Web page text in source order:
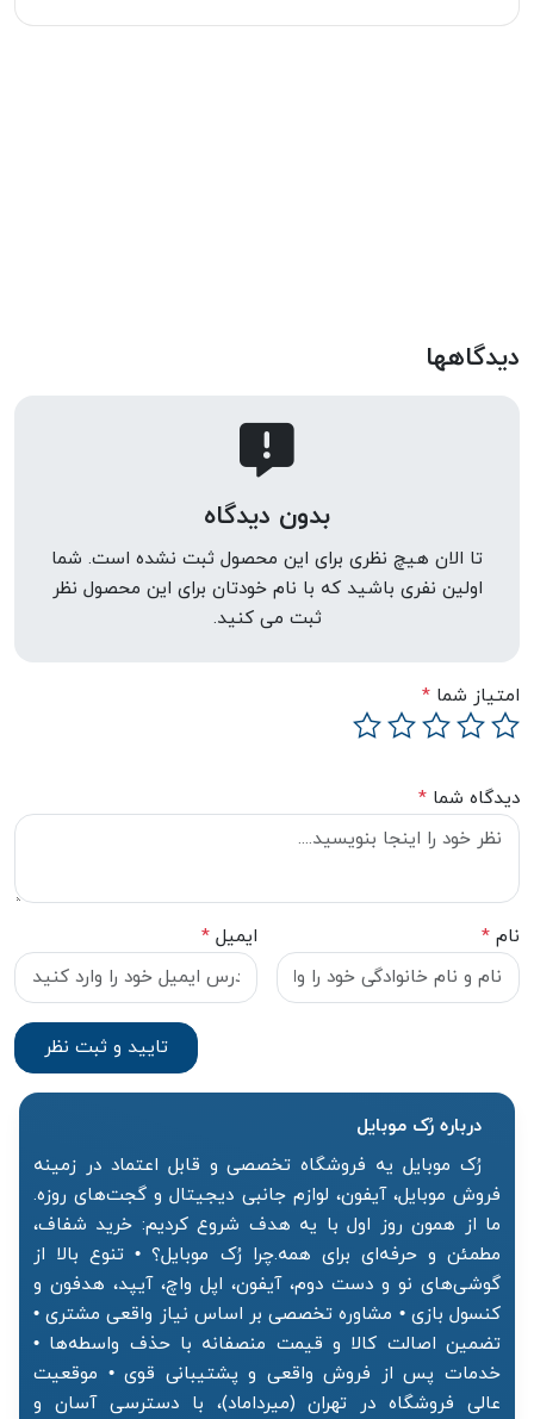
دیدگاهها
بدون دیدگاه
تا الان هیچ نظری برای این محصول ثبت نشده است. شما
اولین نفری باشید که با نام خودتان برای این محصول نظر
ثبت می کنید.
امتیاز شما *
دیدگاه شما *
نام * ایمیل *
درباره رُک‌ موبایل
رُک موبایل یه فروشگاه تخصصی و قابل اعتماد در زمینه
فروش موبایل، آیفون، لوازم جانبی دیجیتال و گجت‌های روزه.
ما از همون روز اول با یه هدف شروع کردیم: خرید شفاف،
مطمئن و حرفه‌ای برای همه.چرا رُک موبایل؟ • تنوع بالا از
گوشی‌های نو و دست دوم، آیفون، اپل واچ، آیپد، هدفون و
کنسول بازی • مشاوره تخصصی بر اساس نیاز واقعی مشتری •
تضمین اصالت کالا و قیمت منصفانه با حذف واسطه‌ها •
خدمات پس از فروش واقعی و پشتیبانی قوی • موقعیت
عالی فروشگاه در تهران (میرداماد)، با دسترسی آسان و